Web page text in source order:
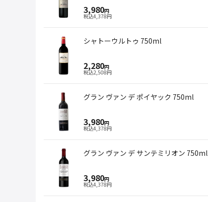
3,980円
税込4,378円
シャトーウルトゥ 750ml
2,280円
税込2,508円
グラン ヴァン デ ポイヤック 750ml
3,980円
税込4,378円
グラン ヴァン デ サンテミリオン 750ml
3,980円
税込4,378円